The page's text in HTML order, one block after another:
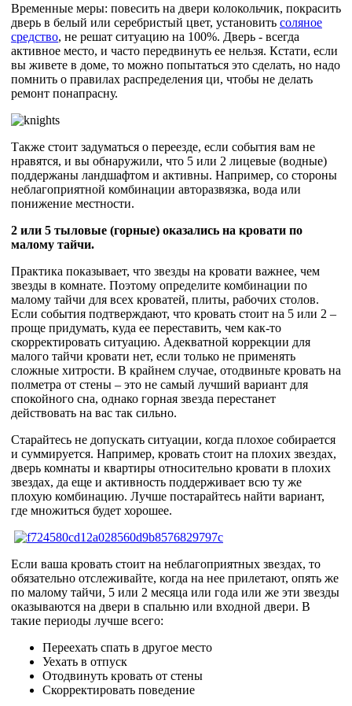
Временные меры: повесить на двери колокольчик, покрасить
дверь в белый или серебристый цвет, установить соляное
средство, не решат ситуацию на 100%. Дверь - всегда
активное место, и часто передвинуть ее нельзя. Кстати, если
вы живете в доме, то можно попытаться это сделать, но надо
помнить о правилах распределения ци, чтобы не делать
ремонт понапрасну.
Также стоит задуматься о переезде, если события вам не
нравятся, и вы обнаружили, что 5 или 2 лицевые (водные)
поддержаны ландшафтом и активны. Например, со стороны
неблагоприятной комбинации авторазвязка, вода или
понижение местности.
2 или 5 тыловые (горные) оказались на кровати по
малому тайчи.
Практика показывает, что звезды на кровати важнее, чем
звезды в комнате. Поэтому определите комбинации по
малому тайчи для всех кроватей, плиты, рабочих столов.
Если события подтверждают, что кровать стоит на 5 или 2 –
проще придумать, куда ее переставить, чем как-то
скорректировать ситуацию. Адекватной коррекции для
малого тайчи кровати нет, если только не применять
сложные хитрости. В крайнем случае, отодвиньте кровать на
полметра от стены – это не самый лучший вариант для
спокойного сна, однако горная звезда перестанет
действовать на вас так сильно.
Старайтесь не допускать ситуации, когда плохое собирается
и суммируется. Например, кровать стоит на плохих звездах,
дверь комнаты и квартиры относительно кровати в плохих
звездах, да еще и активность поддерживает всю ту же
плохую комбинацию. Лучше постарайтесь найти вариант,
где множиться будет хорошее.
Если ваша кровать стоит на неблагоприятных звездах, то
обязательно отслеживайте, когда на нее прилетают, опять же
по малому тайчи, 5 или 2 месяца или года или же эти звезды
оказываются на двери в спальню или входной двери. В
такие периоды лучше всего:
Переехать спать в другое место
Уехать в отпуск
Отодвинуть кровать от стены
Скорректировать поведение